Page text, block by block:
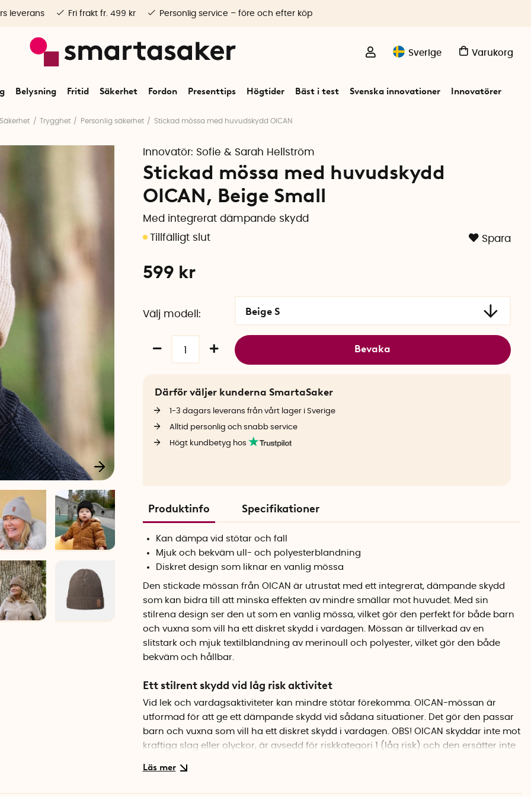
Sverige Varukorg
Belysning Fritid Säkerhet Fordon Presenttips Högtider Bäst i test Svenska innovationer Innovatörer
leverans Fri frakt fr. 499 kr Personlig service – före och efter köp
Säkerhet Trygghet Personlig säkerhet Stickad mössa med huvudskydd OICAN
Innovatör: Sofie & Sarah Hellström
Stickad mössa med huvudskydd
OICAN, Beige Small
Med integrerat dämpande skydd
Spara
599 kr
Välj modell Beige S
Bevaka
Därför väljer kunderna SmartaSaker
1-3 dagars leverans från vårt lager i Sverige
Alltid personlig och snabb service
Högt kundbetyg hos
Produktinfo Specifikationer
Kan dämpa vid stötar och fall
Mjuk och bekväm ull- och polyesterblandning
Diskret design som liknar en vanlig mössa
Den stickade mössan från OICAN är utrustat med ett integrerat, dämpande skydd
som kan bidra till att minska effekten av mindre smällar mot huvudet. Med sin
stilrena design ser den ut som en vanlig mössa, vilket gör den perfekt för både barn
och vuxna som vill ha ett diskret skydd i vardagen. Mössan är tillverkad av en
slitstark och mjuk textilblandning av merinoull och polyester, vilket gör den både
bekväm och hållbar.
Ett stilrent skydd vid låg risk aktivitet
Vid lek och vardagsaktiviteter kan mindre stötar förekomma. OICAN-mössan är
utformad för att ge ett dämpande skydd vid sådana situationer.
Det gör den passar
barn och vuxna som vill ha ett diskret skydd i vardagen. OBS! OICAN skyddar inte mot
kraftiga slag eller olyckor, är avsedd för riskkategori 1 (låg risk) och den ersätter inte